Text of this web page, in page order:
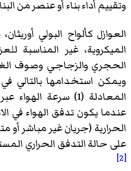
وتقييم أداء بناء أو عنصر من
العوازل كألواح البولي
الميكروية، غير المناسبة
الحجري والزجاجي وصوف
ويمكن استخدامها بالتالي في
عندما يكون تدفق الهواء في
على حالة التدفق الحراري
[2]